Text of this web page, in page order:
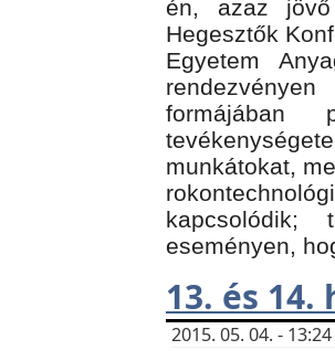
én, azaz
Hegesztők
Egyetem
formájában
munkátokat,
eseményen,
13. és
2015. 05. 04. -